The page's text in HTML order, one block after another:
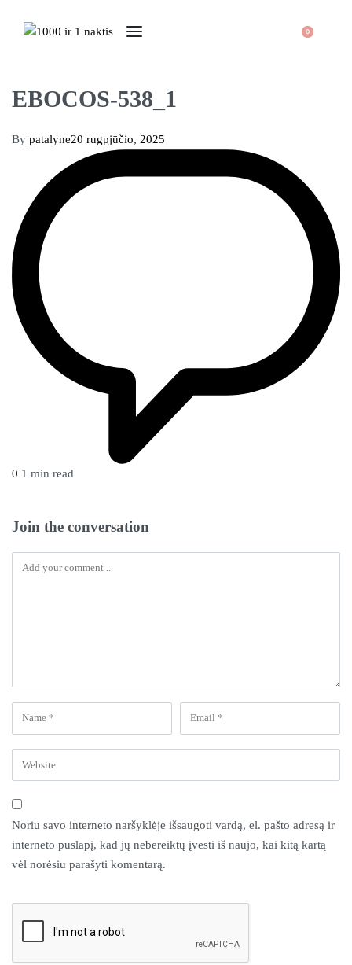
0
EBOCOS-538_1
By patalyne20 rugpjūčio, 2025
0 1 min read
Join the conversation
Noriu savo interneto naršyklėje išsaugoti vardą, el. pašto adresą ir
interneto puslapį, kad jų nebereiktų įvesti iš naujo, kai kitą kartą
vėl norėsiu parašyti komentarą.